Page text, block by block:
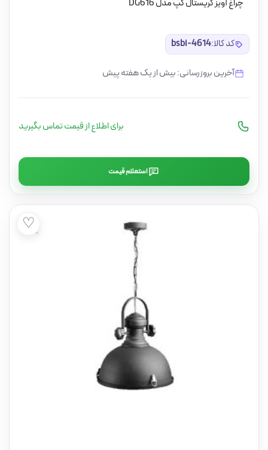
چراغ آویز کریستال کپ مدل DG616
کد کالا:bsbi-4614
آخرین بروزرسانی: بیش از یک هفته پیش
برای اطلاع از قیمت تماس بگیرید
استعلام قیمت
♡